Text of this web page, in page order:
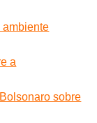
ambiente
a
sobre